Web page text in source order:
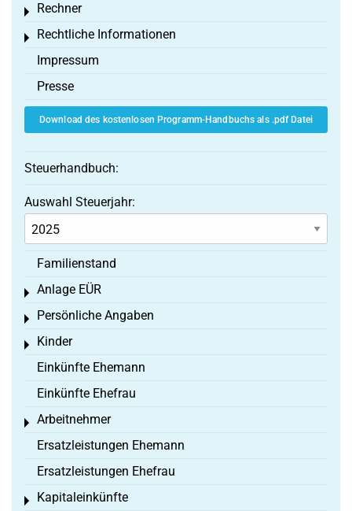
Rechner
Toggle menu
Rechtliche Informationen
Toggle menu
Impressum
Presse
Download des kostenlosen Programm-Handbuchs als .pdf Datei
Steuerhandbuch:
Auswahl Steuerjahr:
Familienstand
Anlage EÜR
Toggle menu
Persönliche Angaben
Toggle menu
Kinder
Toggle menu
Einkünfte Ehemann
Einkünfte Ehefrau
Arbeitnehmer
Toggle menu
Ersatzleistungen Ehemann
Ersatzleistungen Ehefrau
Kapitaleinkünfte
Toggle menu